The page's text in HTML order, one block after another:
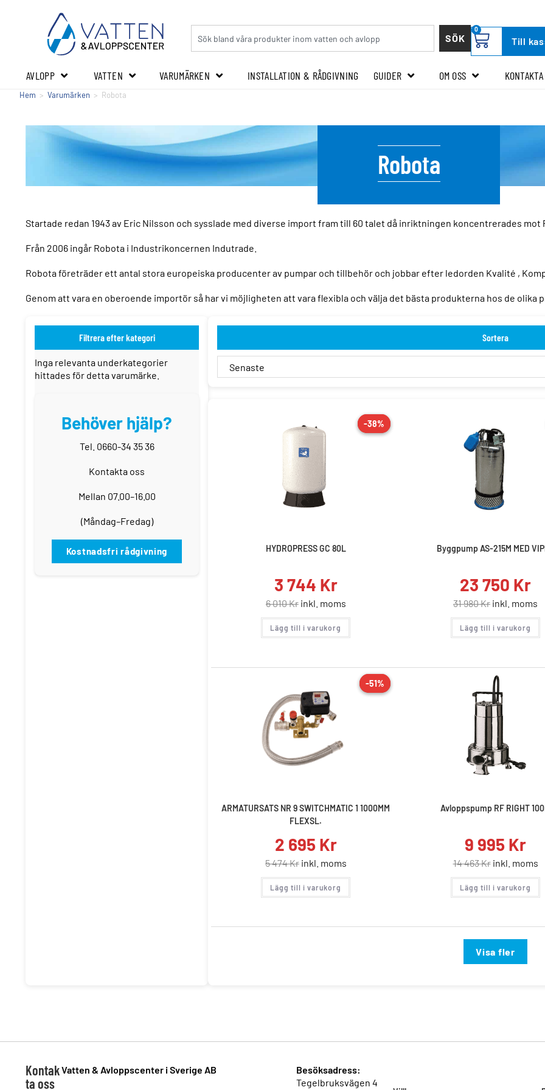
SÖK
0
Till
AVLOPP VATTEN VARUMÄRKEN INSTALLATION & RÅDGIVNING GUIDER OM OSS
Hem > Varumärken > Robota
Robota
Startade redan 1943 av Eric Nilsson och sysslade med diverse import fram till 60 talet då inriktningen koncentrerades mot
Från 2006 ingår Robota i Industrikoncernen Indutrade.
Robota företräder ett antal stora europeiska producenter av pumpar och tillbehör och jobbar efter ledorden Kvalité ,
Genom att vara en oberoende importör så har vi möjligheten att vara flexibla och välja det bästa produkterna hos de olika
Filtrera efter kategori
Inga relevanta underkategorier
hittades för detta varumärke.
Behöver hjälp?
Tel. 0660-34 35 36
Kontakta oss
Mellan 07.00–16.00
(Måndag–Fredag)
Kostnadsfri rådgivning
Sortera
-38%
-38%
HYDROPRESS GC 80L
3 744 Kr
6 010Krinkl. moms
Lägg till i varukorg
Byggpump AS-215M MED
23 750 Kr
31 980Kr inkl. moms
Lägg till i varukorg
-51%
-51%
ARMATURSATS NR 9 SWITCHMATIC 1 1000MM
FLEXSL.
2 695 Kr
5 474Krinkl. moms
Lägg till i varukorg
Avloppspump RF RIGHT
9 995 Kr
14 463Krinkl. moms
Lägg till i varukorg
Visa fler
Kontak
ta oss
Vatten & Avloppscenter i Sverige AB
Besöksadress:
Tegelbruksvägen 4